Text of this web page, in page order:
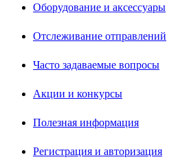
Оборудование и аксессуары
Отслеживание отправлений
Часто задаваемые вопросы
Акции и конкурсы
Полезная информация
Регистрация и авторизация